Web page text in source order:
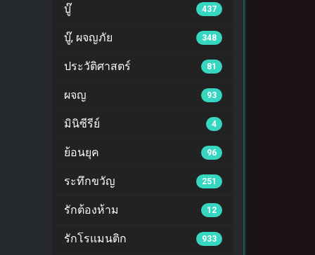
บู๊ 437
บู๊, ผจญภัย 348
ประวัติศาสตร์ 81
ผจญ 93
มินิซีรีย์ 4
ย้อนยุค 96
ระทึกขวัญ 251
รักต้องห้าม 12
รักโรแมนติก 933